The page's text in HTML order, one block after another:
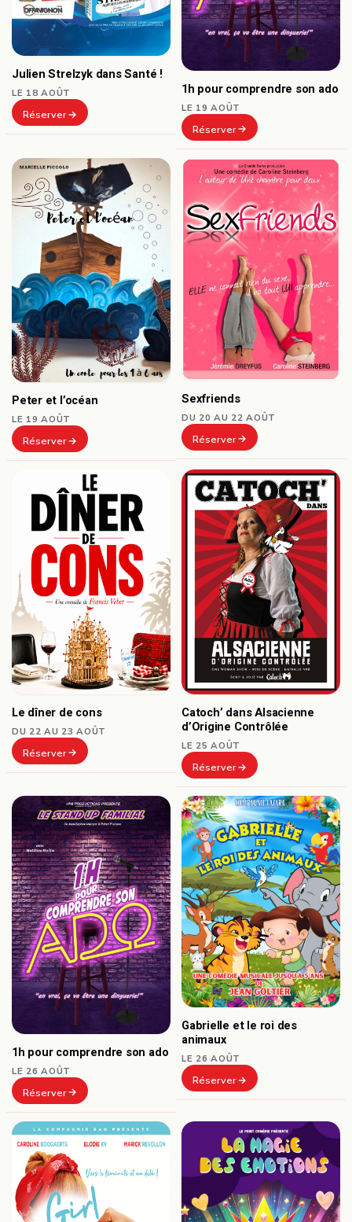
Julien Strelzyk dans Santé !
LE 18 AOÛT
Réserver
1h pour comprendre son ado
LE 19 AOÛT
Réserver
Peter et l’océan
LE 19 AOÛT
Réserver
Sexfriends
DU 20 AU 22 AOÛT
Réserver
Le dîner de cons
DU 22 AU 23 AOÛT
Réserver
Catoch’ dans Alsacienne
d’Origine Contrôlée
LE 25 AOÛT
Réserver
1h pour comprendre son ado
LE 26 AOÛT
Réserver
Gabrielle et le roi des
animaux
LE 26 AOÛT
Réserver